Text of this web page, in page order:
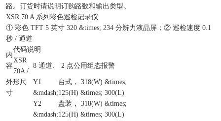
路。订货时请说明订购路数和输出类型。
XSR 70 A 系列彩色巡检记录仪
① 彩色 TFT 5 英寸 320 &times; 234 分辨力液晶屏；② 巡检速度 0.1
秒 / 通道
内
容
代码说明
XSR
70A /
8 通道、 2 点公用组态报警
外形尺
寸
Y1
&mdash;
台式， 318(W) &times;
125(H) &times; 300(L)
Y2
&mdash;
盘装， 318(W) &times;
125(H) &times; 300(L)